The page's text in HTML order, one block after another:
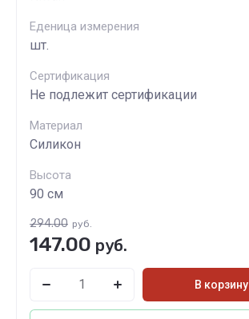
Еденица измерения
шт.
Сертификация
Не подлежит сертификации
Материал
Силикон
Высота
90 см
294.00 руб.
147.00 руб.
В корзину